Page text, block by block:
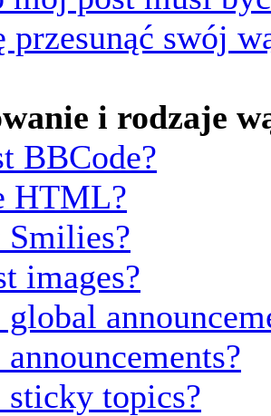
przesunąć swój
i rodzaje
BBCode?
HTML?
Smilies?
images?
sticky topics?